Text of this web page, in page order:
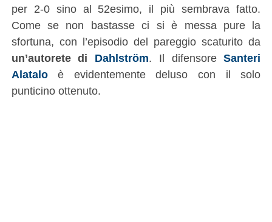
per 2-0 sino al 52esimo, il più sembrava fatto.
Come se non bastasse ci si è messa pure la
sfortuna, con l’episodio del pareggio scaturito da
un’autorete di Dahlström. Il difensoreSanteri
Alataloè evidentemente deluso con il solo
punticino ottenuto.